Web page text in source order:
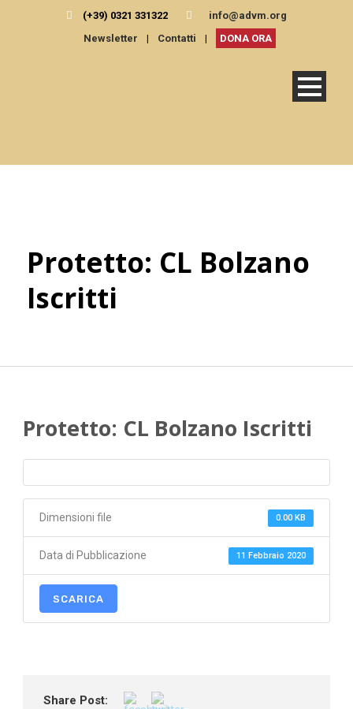
(+39) 0321 331322
info@advm.org
Newsletter
| Contatti | DONA ORA
Protetto: CL Bolzano
Iscritti
Protetto: CL Bolzano Iscritti
Dimensioni file 0.00 KB
Data di Pubblicazione 11 Febbraio 2020
SCARICA
Share Post: